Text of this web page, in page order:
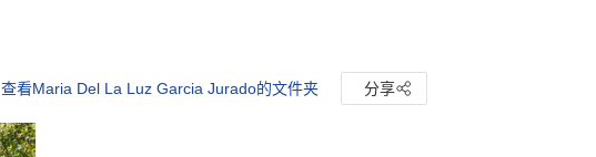
查看Maria Del La Luz Garcia Jurado的文件夹 分享